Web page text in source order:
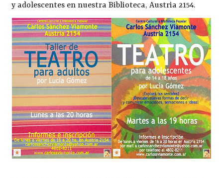
y adolescentes en nuestra Biblioteca, Austria 2154.